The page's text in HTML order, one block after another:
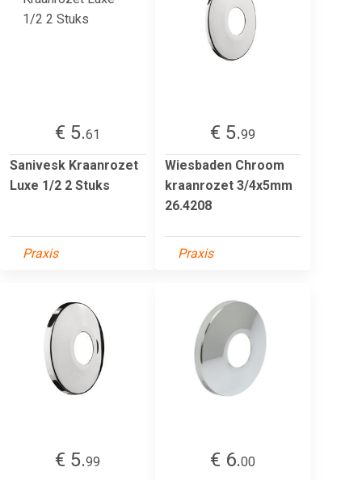
€ 5.61
Sanivesk Kraanrozet
Luxe 1/2 2 Stuks
Praxis
€ 5.99
Wiesbaden Chroom
kraanrozet 3/4x5mm
26.4208
Praxis
€ 5.99
€ 6.00